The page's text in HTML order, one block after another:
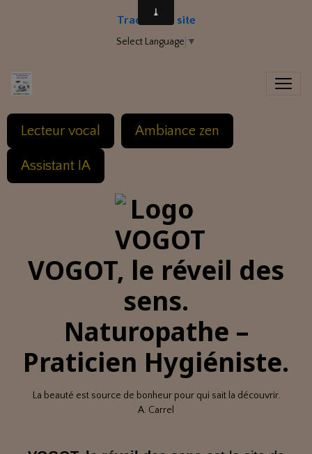
Traduire le site
Select Language ▼
Lecteur vocal Ambiance zen
Assistant IA
VOGOT, le réveil des
sens.
Naturopathe –
Praticien Hygiéniste.
La beauté est source de bonheur pour qui sait la découvrir.
A. Carrel